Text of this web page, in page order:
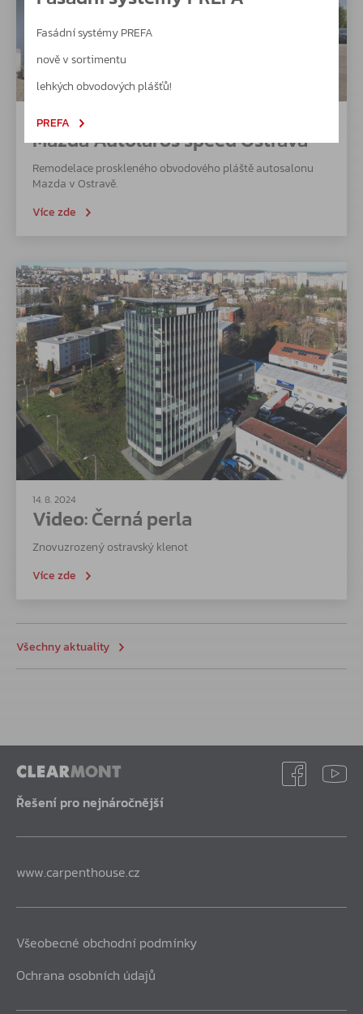
Fasádní systémy PREFA
nově v sortimentu
lehkých obvodových plášťů!
PREFA
Všechny aktuality
11. 9. 2024
Mazda Autolaros speed Ostrava
Remodelace proskleného obvodového pláště autosalonu
Mazda v Ostravě.
Více zde
14. 8. 2024
Video: Černá perla
Znovuzrozený ostravský klenot
Více zde
Řešení pro nejnáročnější
www.carpenthouse.cz
Všeobecné obchodní podmínky
Ochrana osobních údajů